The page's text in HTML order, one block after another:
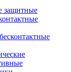
защитные